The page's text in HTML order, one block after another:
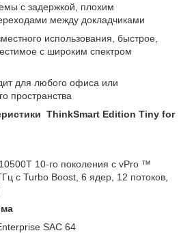
с задержкой, плохим
между докладчиками
использования, быстрое,
с широким спектром
для любого офиса или
пространства
ThinkSmart Edition Tiny for
10-го поколения с vPro ™
с Turbo Boost, 6 ядер, 12 потоков,
SAC 64